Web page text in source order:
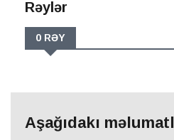
Rəylər
0 RƏY
Aşağıdakı